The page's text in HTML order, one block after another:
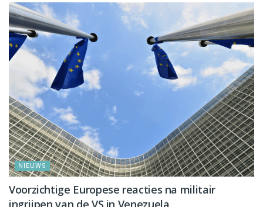
NIEUWS
Voorzichtige Europese reacties na militair